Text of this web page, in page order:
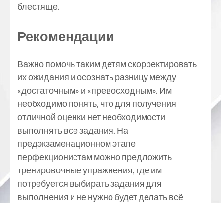
блестяще.
Рекомендации
Важно помочь таким детям скорректировать
их ожидания и осознать разницу между
«достаточным» и «превосходным». Им
необходимо понять, что для получения
отличной оценки нет необходимости
выполнять все задания. На
предэкзаменационном этапе
перфекционистам можно предложить
тренировочные упражнения, где им
потребуется выбирать задания для
выполнения и не нужно будет делать всё